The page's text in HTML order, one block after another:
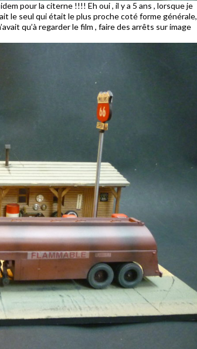
pour la citerne !!!! Eh oui , il y a 5 ans , lorsque je
le seul qui était le plus proche coté forme générale,
qu’à regarder le film , faire des arrêts sur image